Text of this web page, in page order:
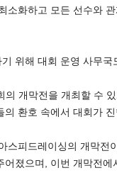
소화하고 모든 선수와
위해 대회 운영 사무국
의 개막전을 개최할 수
환호 속에서 대회가
스피드레이싱의 개막전
졌으며, 이번 개막전